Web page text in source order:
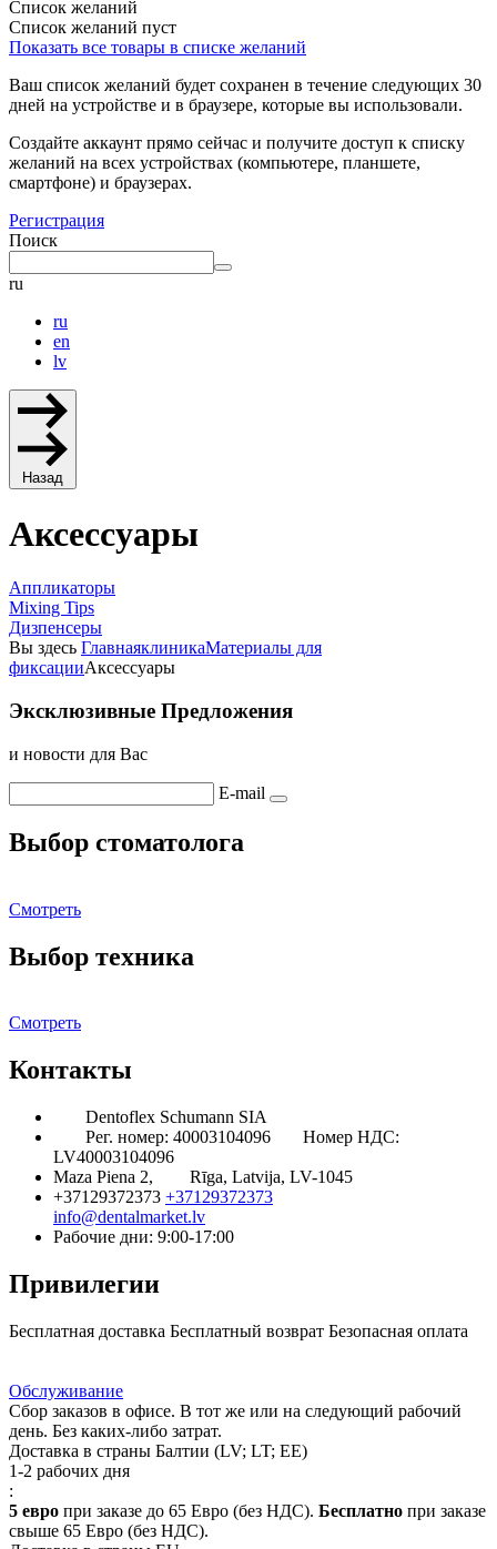
Список желаний
Список желаний пуст
Показать все товары в списке желаний
Ваш список желаний будет сохранен в течение следующих 30
дней на устройстве и в браузере, которые вы использовали.
Создайте аккаунт прямо сейчас и получите доступ к списку
желаний на всех устройствах (компьютере, планшете,
смартфоне) и браузерах.
Регистрация
Поиск
ru
ru
en
lv
Назад
Аксессуары
Аппликаторы
Mixing Tips
Дизпенсеры
Вы здесь ГлавнаяклиникаМатериалы для
фиксацииАксессуары
Эксклюзивные Предложения
и новости для Вас
E-mail
Выбор стоматолога
Смотреть
Выбор техника
Смотреть
Контакты
Dentoflex Schumann SIA
Рег. номер: 40003104096
Номер НДС:
LV40003104096
Maza Piena 2,
Rīga, Latvija, LV-1045
+37129372373 +37129372373
info@dentalmarket.lv
Рабочие дни: 9:00-17:00
Привилегии
Бесплатная доставка Бесплатный возврат Безопасная оплата
Обслуживание
Сбор заказов в офисе. В тот же или на следующий рабочий
день. Без каких-либо затрат.
Доставка в страны Балтии (LV; LT; EE)
1-2 рабочих дня
:
5 евро при заказе до 65 Евро (без НДС). Бесплатно при заказе
свыше 65 Евро (без НДС).